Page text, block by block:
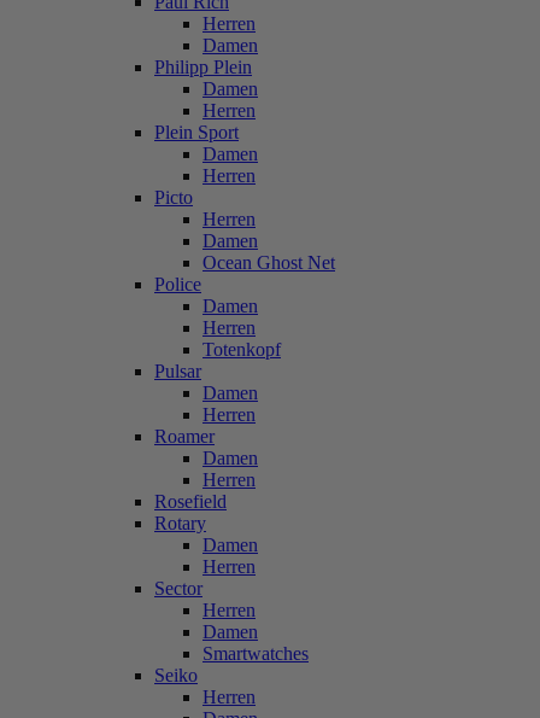
Herren
Damen
Philipp Plein
Damen
Herren
Plein Sport
Damen
Herren
Picto
Herren
Damen
Ocean Ghost Net
Police
Damen
Herren
Totenkopf
Pulsar
Damen
Herren
Roamer
Damen
Herren
Rosefield
Rotary
Damen
Herren
Sector
Herren
Damen
Smartwatches
Seiko
Herren